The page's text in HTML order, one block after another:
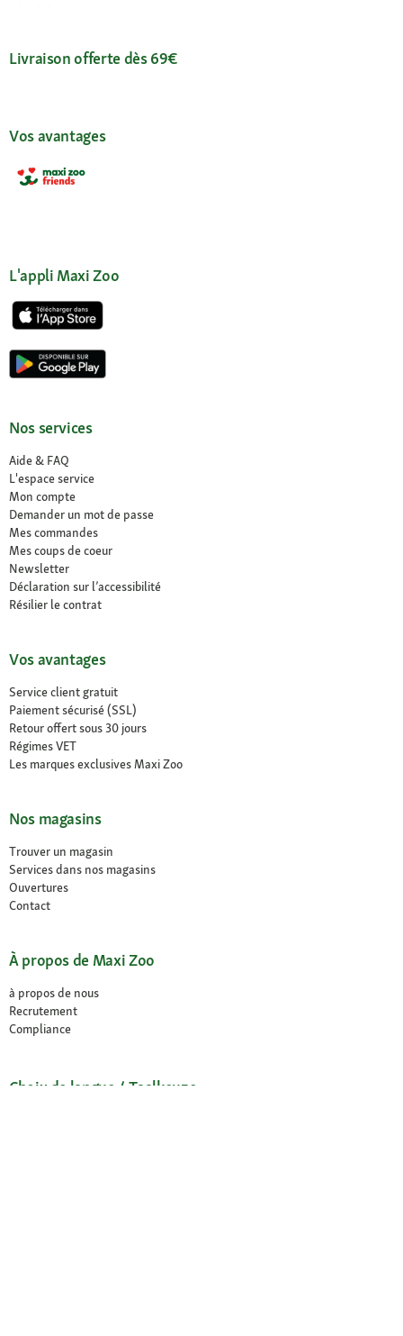
Livraison offerte dès 69€
Vos avantages
L'appli Maxi Zoo
Nos services
Aide & FAQ
L'espace service
Mon compte
Demander un mot de passe
Mes commandes
Mes coups de coeur
Newsletter
Déclaration sur l’accessibilité
Résilier le contrat
Vos avantages
Service client gratuit
Paiement sécurisé (SSL)
Retour offert sous 30 jours
Régimes VET
Les marques exclusives Maxi Zoo
Nos magasins
Trouver un magasin
Services dans nos magasins
Ouvertures
Contact
À propos de Maxi Zoo
à propos de nous
Recrutement
Compliance
Choix de langue / Taalkeuze